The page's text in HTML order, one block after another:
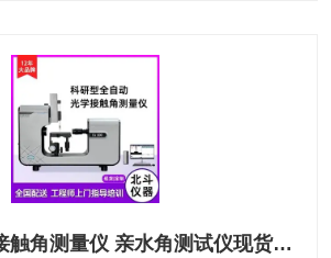
CA200科研型接触角测量仪 亲水角测试仪现货供应